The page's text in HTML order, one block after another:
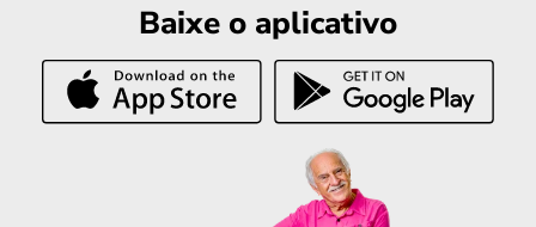
Baixe o aplicativo